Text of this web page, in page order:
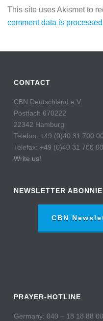
This site uses Akismet to
comment data is
CONTACT
CBN Deutschland e.V.
Postfach 670222
22342 Hamburg
Telefon: +49 (0)40 31 700
Telefax: +49 (0)40 31 700
Write us!
NEWSLETTER
CBN
PRAYER-HOTLINE
Germany: 040 – 18 18 88 00